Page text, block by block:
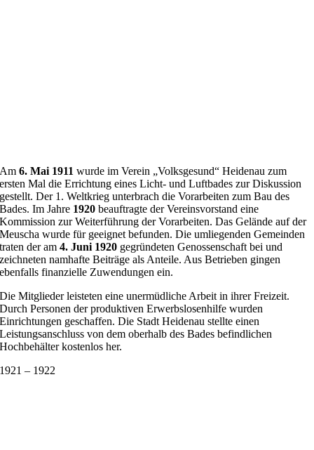
Am6. Mai 1911wurde im Verein „Volksgesund“ Heidenau zum
ersten Mal die Errichtung eines Licht- und Luftbades zur Diskussion
gestellt. Der 1. Weltkrieg unterbrach die Vorarbeiten zum Bau des
Bades. Im Jahre 1920 beauftragte der Vereinsvorstand eine
Kommission zur Weiterführung der Vorarbeiten. Das Gelände auf der
Meuscha wurde für geeignet befunden. Die umliegenden Gemeinden
traten der am4. Juni 1920 gegründeten Genossenschaft bei und
zeichneten namhafte Beiträge als Anteile. Aus Betrieben gingen
ebenfalls finanzielle Zuwendungen ein.
Die Mitglieder leisteten eine unermüdliche Arbeit in ihrer Freizeit.
Durch Personen der produktiven Erwerbslosenhilfe wurden
Einrichtungen geschaffen. Die Stadt Heidenau stellte einen
Leistungsanschluss von dem oberhalb des Bades befindlichen
Hochbehälter kostenlos her.
1921 – 1922